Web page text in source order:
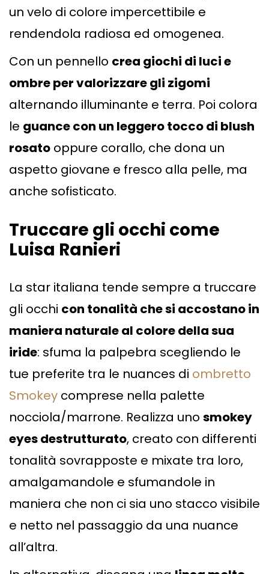
un velo di colore impercettibile e
rendendola radiosa ed omogenea.
Con un pennello crea giochi di luci e
ombre per valorizzare gli zigomi
alternando illuminante e terra. Poi colora
le guance con un leggero tocco di blush
rosato oppure corallo, che dona un
aspetto giovane e fresco alla pelle, ma
anche sofisticato.
Truccare gli occhi come
Luisa Ranieri
La star italiana tende sempre a truccare
gli occhi con tonalità che si accostano in
maniera naturale al colore della sua
iride: sfuma la palpebra scegliendo le
tue preferite tra le nuances di ombretto
Smokey comprese nella palette
nocciola/marrone. Realizza uno smokey
eyes destrutturato, creato con differenti
tonalità sovrapposte e mixate tra loro,
amalgamandole e sfumandole in
maniera che non ci sia uno stacco visibile
e netto nel passaggio da una nuance
all’altra.